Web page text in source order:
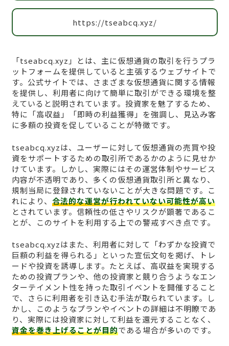
https://tseabcq.xyz/
「tseabcq.xyz」とは、主に仮想通貨の取引を行うプラ
ットフォームを提供していると主張するウェブサイトで
す。公式サイトでは、さまざまな仮想通貨に関する情報
を提供し、利用者に向けて簡単に取引ができる環境を整
えていると説明されています。投資家を魅了するため、
特に「高収益」「即時の利益獲得」を強調し、見込み客
に多額の投資を促していることが特徴です。
tseabcq.xyzは、ユーザーに対して仮想通貨の売買や投
資をサポートするための取引所であるかのように見せか
けています。しかし、実際にはその運営体制やサービス
内容が不透明であり、多くの仮想通貨取引所と異なり、
規制当局に登録されていないことが大きな問題です。こ
れにより、 合法的な運営が行われていない可能性が高い
とされています。信頼性の低さやリスクが顕著であるこ
とが、このサイトを利用する上での警戒すべき点です。
tseabcq.xyzはまた、利用者に対して「わずかな投資で
巨額の利益を得られる」といった宣伝文句を掲げ、トレ
ードや投資を誘導します。たとえば、高収益を実現する
ための投資プランや、他の投資家と競り合うようなエン
ターテイメント性を持った取引イベントを開催すること
で、さらに利用者を引き込む手法が取られています。し
かし、このようなプランやイベントの詳細は不明瞭であ
り、実際には投資家に対して利益を還元することなく、
資金を巻き上げることが目的である場合が多いのです。